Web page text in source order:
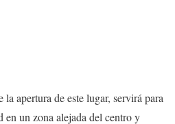
apertura de este lugar, servirá para
en un zona alejada del centro y